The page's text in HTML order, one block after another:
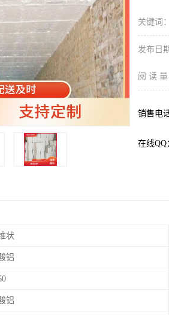
关键词：
发布日
阅 读 量
销售电
在线QQ
状
铝
铝